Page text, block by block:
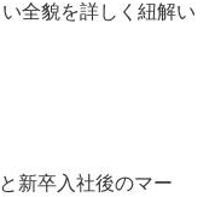
全貌を詳しく紐解い
新卒入社後のマー